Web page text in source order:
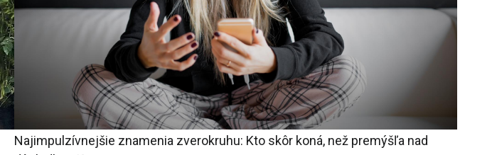
Najimpulzívnejšie znamenia zverokruhu: Kto skôr koná, než premýšľa nad